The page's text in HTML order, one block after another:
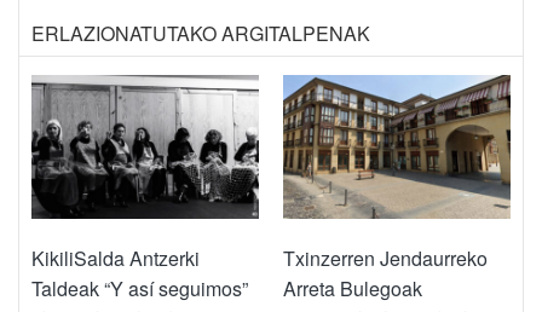
ERLAZIONATUTAKO ARGITALPENAK
KikiliSalda Antzerki
Taldeak “Y así seguimos”
Txinzerren Jendaurreko
Arreta Bulegoak